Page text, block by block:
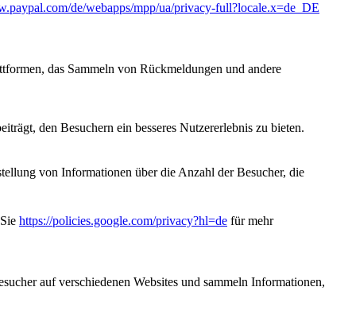
de/webapps/mpp/ua/privacy-full?locale.x=de_DE
das Sammeln von Rückmeldungen und andere
den Besuchern ein besseres Nutzererlebnis zu bieten.
von Informationen über die Anzahl der Besucher, die
https://policies.google.com/privacy?hl=de für mehr
auf verschiedenen Websites und sammeln Informationen,